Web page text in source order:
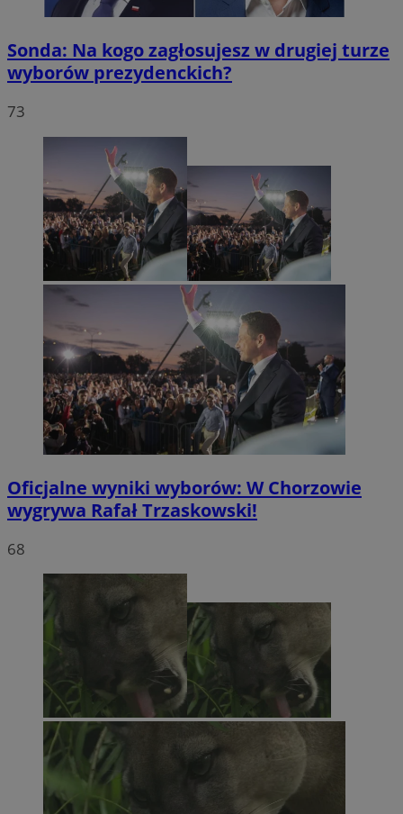
Sonda: Na kogo zagłosujesz w drugiej turze
wyborów prezydenckich?
73
Oficjalne wyniki wyborów: W Chorzowie
wygrywa Rafał Trzaskowski!
68